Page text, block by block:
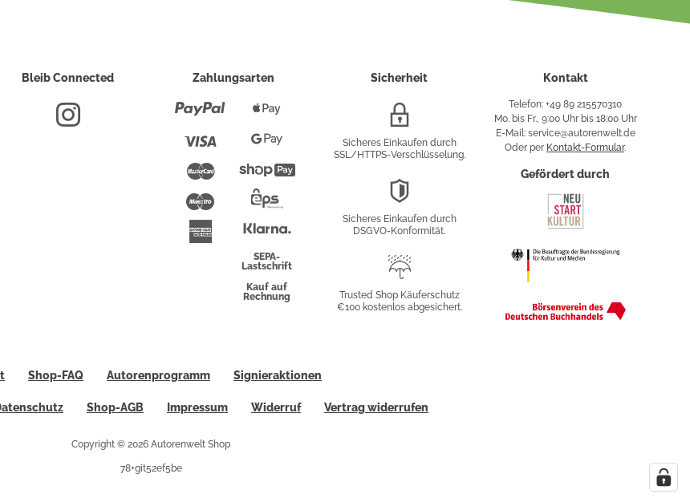
Bleib Connected Zahlungsarten
Paypal
Mastercard
Maestro
American
Express
Pay
PayShopify
Überweisung
SEPA-
Lastschrift
Kauf auf
Rechnung
Sicherheit
Verschlüsselung
Sicheres Einkaufen durch
SSL/HTTPS-Verschlüsselung.
Sicheres Einkaufen durch
DSGVO-Konformität.
Käuferschutz
Trusted Shop Käuferschutz
€100 kostenlos abgesichert.
Kontakt
Telefon: +49 89 215570310
Mo. bis Fr., 9:00 Uhr bis 18:00 Uhr
E-Mail: service@autorenwelt.de
Oder per Kontakt-Formular.
Gefördert durch
Shop-FAQ Autorenprogramm Signieraktionen
Shop-AGB Impressum Widerruf Vertrag widerrufen
Copyright © 2026 Autorenwelt Shop
78+git52ef5be